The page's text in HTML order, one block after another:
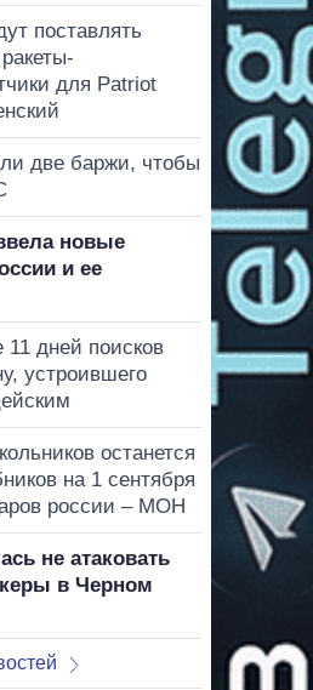
поставлять
для Patriot
две баржи, чтобы
новые
и ее
дней поисков
устроившего
останется
на 1 сентября
россии – МОН
не атаковать
в Черном